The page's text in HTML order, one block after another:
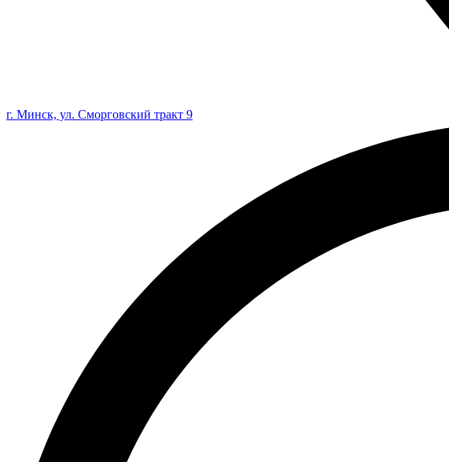
г. Минск, ул. Сморговский тракт 9